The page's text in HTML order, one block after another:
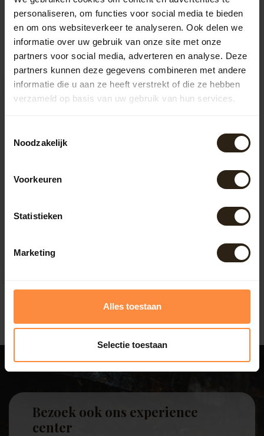
personaliseren, om functies voor social media te bieden
en om ons websiteverkeer te analyseren. Ook delen we
informatie over uw gebruik van onze site met onze
partners voor social media, adverteren en analyse. Deze
partners kunnen deze gegevens combineren met andere
informatie die u aan ze heeft verstrekt of die ze hebben
verzameld op basis van uw gebruik van hun services.
Noodzakelijk
Voorkeuren
Statistieken
Marketing
Alles toestaan
Selectie toestaan
Recently viewed
with Handle
crafted and made from
Artikelcode:
Bezoek ook ons experience
center